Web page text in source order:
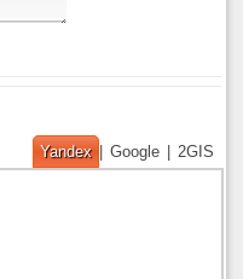
Yandex Google 2GIS